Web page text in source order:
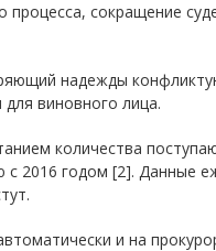
процесса, сокращение
надежды
виновного лица.
количества
с 2016 годом [2]. Данные
и на